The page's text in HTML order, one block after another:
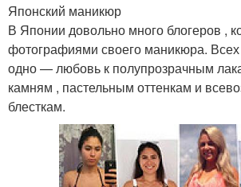
Японский маникюр
В Японии довольно много блогеров ,
фотографиями своего маникюра.
одно — любовь к полупрозрачным
камням , пастельным оттенкам и
блесткам.